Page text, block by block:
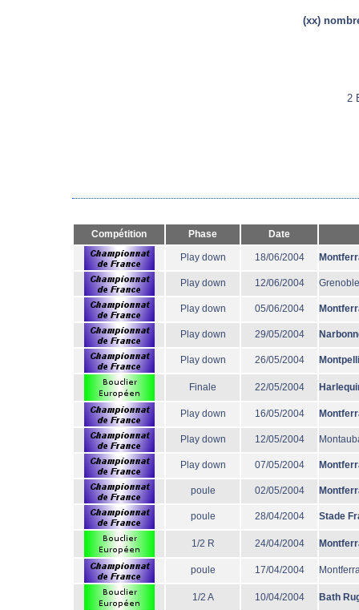
(xx)
2
Compétition Phase Date
Play down 18/06/2004
Play down 12/06/2004 Grenoble
Play down 05/06/2004
Play down 29/05/2004
Play down 26/05/2004
Finale 22/05/2004
Play down 16/05/2004
Play down 12/05/2004
Play down 07/05/2004
poule 02/05/2004
poule 28/04/2004 Stade
1/2 R 24/04/2004
poule 17/04/2004
1/2 A 10/04/2004 Bath